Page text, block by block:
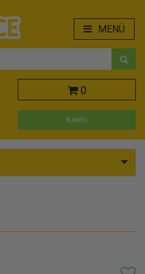
MENÜ
0
Konto